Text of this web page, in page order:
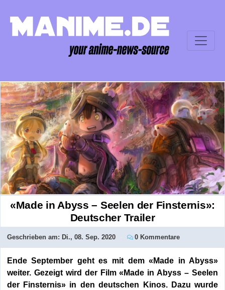
«Made in Abyss – Seelen der Finsternis»:
Deutscher Trailer
Geschrieben am: Di., 08. Sep. 2020 0 Kommentare
Ende September geht es mit dem «Made in Abyss»
weiter. Gezeigt wird der Film «Made in Abyss – Seelen
der Finsternis» in den deutschen Kinos. Dazu wurde